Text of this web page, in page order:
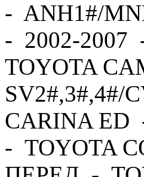
- ANH1#/
- 2002-2007
TOYOTA
SV2#,3#,4#/
CARINA ED
- TOYOTA